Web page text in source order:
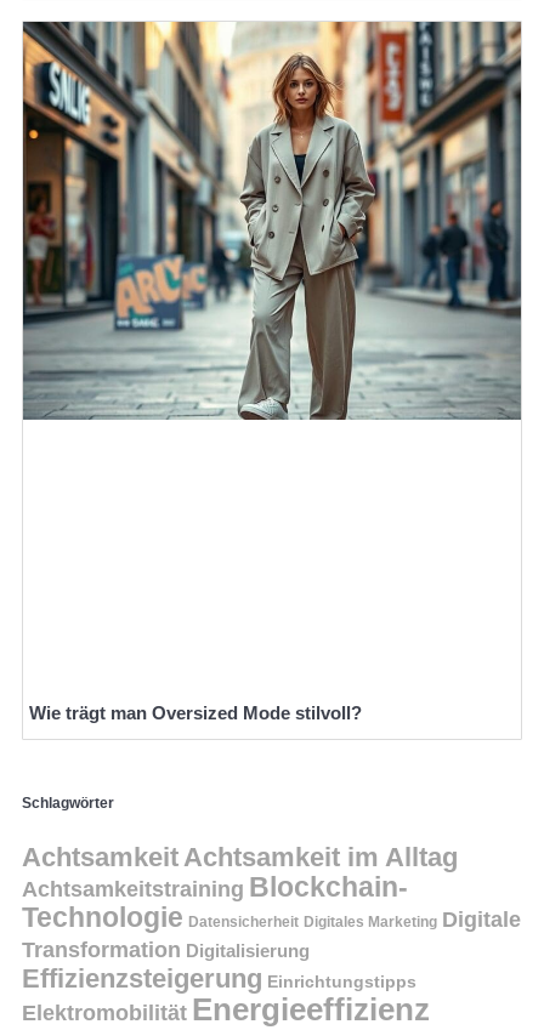
Wie trägt man Oversized Mode stilvoll?
Schlagwörter
Achtsamkeit Achtsamkeit im Alltag
Achtsamkeitstraining Blockchain-
Technologie Datensicherheit Digitales Marketing Digitale
Transformation Digitalisierung
Effizienzsteigerung Einrichtungstipps
Elektromobilität Energieeffizienz